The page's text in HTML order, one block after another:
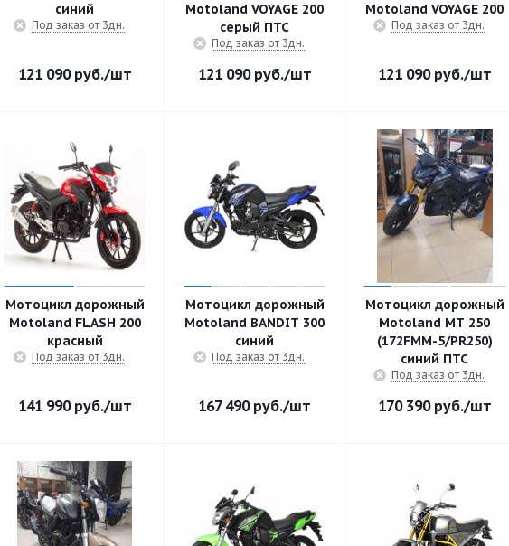
синий
Под заказ от 3дн.
121 090руб./шт
Motoland VOYAGE 200
серый ПТС
Под заказ от 3дн.
121 090руб./шт
Motoland VOYAGE 200
Под заказ от 3дн.
121 090руб./шт
Мотоцикл дорожный
Motoland FLASH 200
красный
Под заказ от 3дн.
141 990руб./шт
Мотоцикл дорожный
Motoland BANDIT 300
синий
Под заказ от 3дн.
167 490руб./шт
Мотоцикл дорожный
Motoland MT 250
(172FMM-5/PR250)
синий ПТС
Под заказ от 3дн.
170 390руб./шт